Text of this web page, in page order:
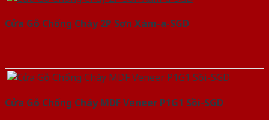
Cửa Gỗ Chống Cháy 2P Sơn Xám-a-SGD
Cửa Gỗ Chống Cháy MDF Veneer P1G1 Sồi-SGD